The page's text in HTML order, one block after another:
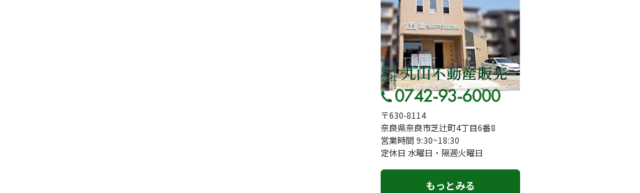
スタッフ紹介
お客様の声
来店予約
よくある質問
サイトマップ
お問い合わせ
〒630-8114
奈良県奈良市芝辻町4丁目6番8
営業時間 9:30~18:30
定休日 水曜日・隔週火曜日
もっとみる